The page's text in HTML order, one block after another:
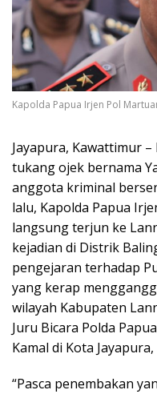
Kapolda Papua Irjen Pol
Jayapura, Kawattimur
tukang ojek bernama
anggota kriminal
lalu, Kapolda Papua
langsung terjun ke
kejadian di Distrik
pengejaran terhadap
yang kerap
wilayah Kabupaten
Juru Bicara Polda
Kamal di Kota
“Pasca penembakan